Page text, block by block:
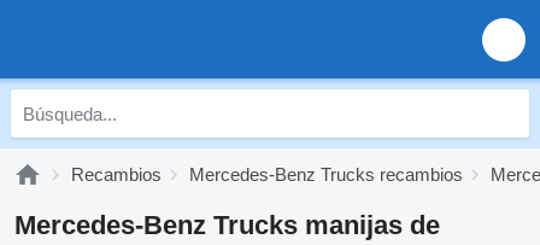
Recambios Mercedes-Benz Trucks recambios
Mercedes-Benz Trucks manijas de